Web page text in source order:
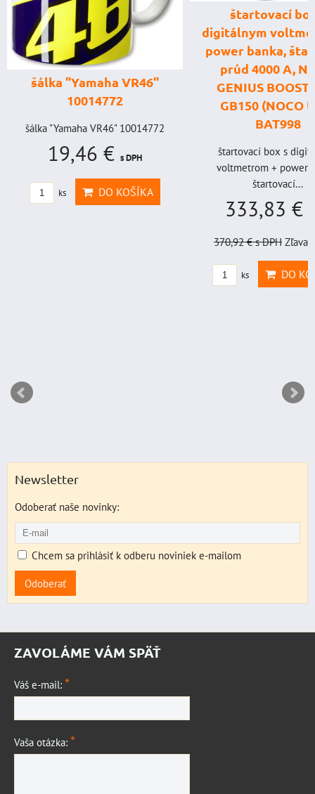
šálka "Yamaha VR46"
10014772
šálka "Yamaha VR46" 10014772
19,46 € s DPH
ks DO KOŠÍKA
štartovací
digitálnym
power banka,
prúd 4000 A,
GENIUS BOOST
GB150 (NOCO
BAT998
štartovací box s
voltmetrom + power
štartovací...
333,83 €
370,92 €s DPH Zľava
ks DO
Newsletter
Odoberať naše novinky:
Chcem sa prihlásiť k odberu noviniek e-mailom
Odoberať
ZAVOLÁME VÁM SPÄŤ
Váš e-mail: *
Vaša otázka: *